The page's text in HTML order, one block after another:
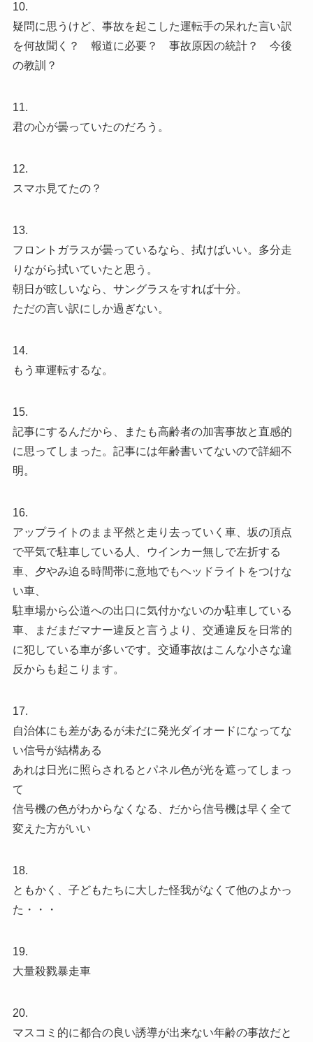
10.
疑問に思うけど、事故を起こした運転手の呆れた言い訳
を何故聞く？ 報道に必要？ 事故原因の統計？ 今後
の教訓？
11.
君の心が曇っていたのだろう。
12.
スマホ見てたの？
13.
フロントガラスが曇っているなら、拭けばいい。多分走
りながら拭いていたと思う。
朝日が眩しいなら、サングラスをすれば十分。
ただの言い訳にしか過ぎない。
14.
もう車運転するな。
15.
記事にするんだから、またも高齢者の加害事故と直感的
に思ってしまった。記事には年齢書いてないので詳細不
明。
16.
アップライトのまま平然と走り去っていく車、坂の頂点
で平気で駐車している人、ウインカー無しで左折する
車、夕やみ迫る時間帯に意地でもヘッドライトをつけな
い車、
駐車場から公道への出口に気付かないのか駐車している
車、まだまだマナー違反と言うより、交通違反を日常的
に犯している車が多いです。交通事故はこんな小さな違
反からも起こります。
17.
自治体にも差があるが未だに発光ダイオードになってな
い信号が結構ある
あれは日光に照らされるとパネル色が光を遮ってしまっ
て
信号機の色がわからなくなる、だから信号機は早く全て
変えた方がいい
18.
ともかく、子どもたちに大した怪我がなくて他のよかっ
た・・・
19.
大量殺戮暴走車
20.
マスコミ的に都合の良い誘導が出来ない年齢の事故だと